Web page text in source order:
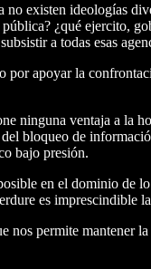
no existen ideologías
¿qué ejercito,
a todas esas
por apoyar la
ninguna ventaja a la
bloqueo de
bajo presión.
en el dominio de
es imprescindible
nos permite mantener